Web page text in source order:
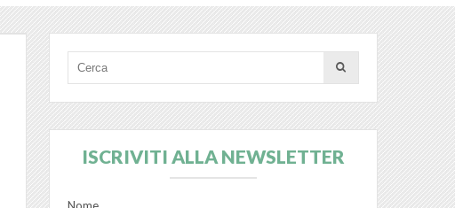
ISCRIVITI ALLA NEWSLETTER